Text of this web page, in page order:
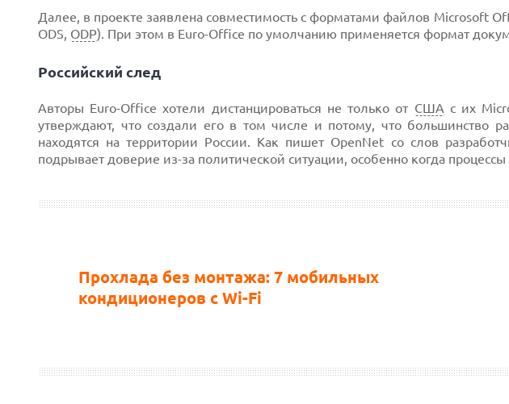
Далее, в проекте заявлена совместимость с форматами файлов Microsoft
ODS, ODP). При этом в Euro-Office по умолчанию применяется формат
Российский след
Авторы Euro-Office хотели дистанцироваться не только от США с их
утверждают, что создали его в том числе и потому, что большинство
находятся на территории России. Как пишет OpenNet со слов
подрывает доверие из-за политической ситуации, особенно когда
Прохлада без монтажа: 7 мобильных
кондиционеров с Wi-Fi